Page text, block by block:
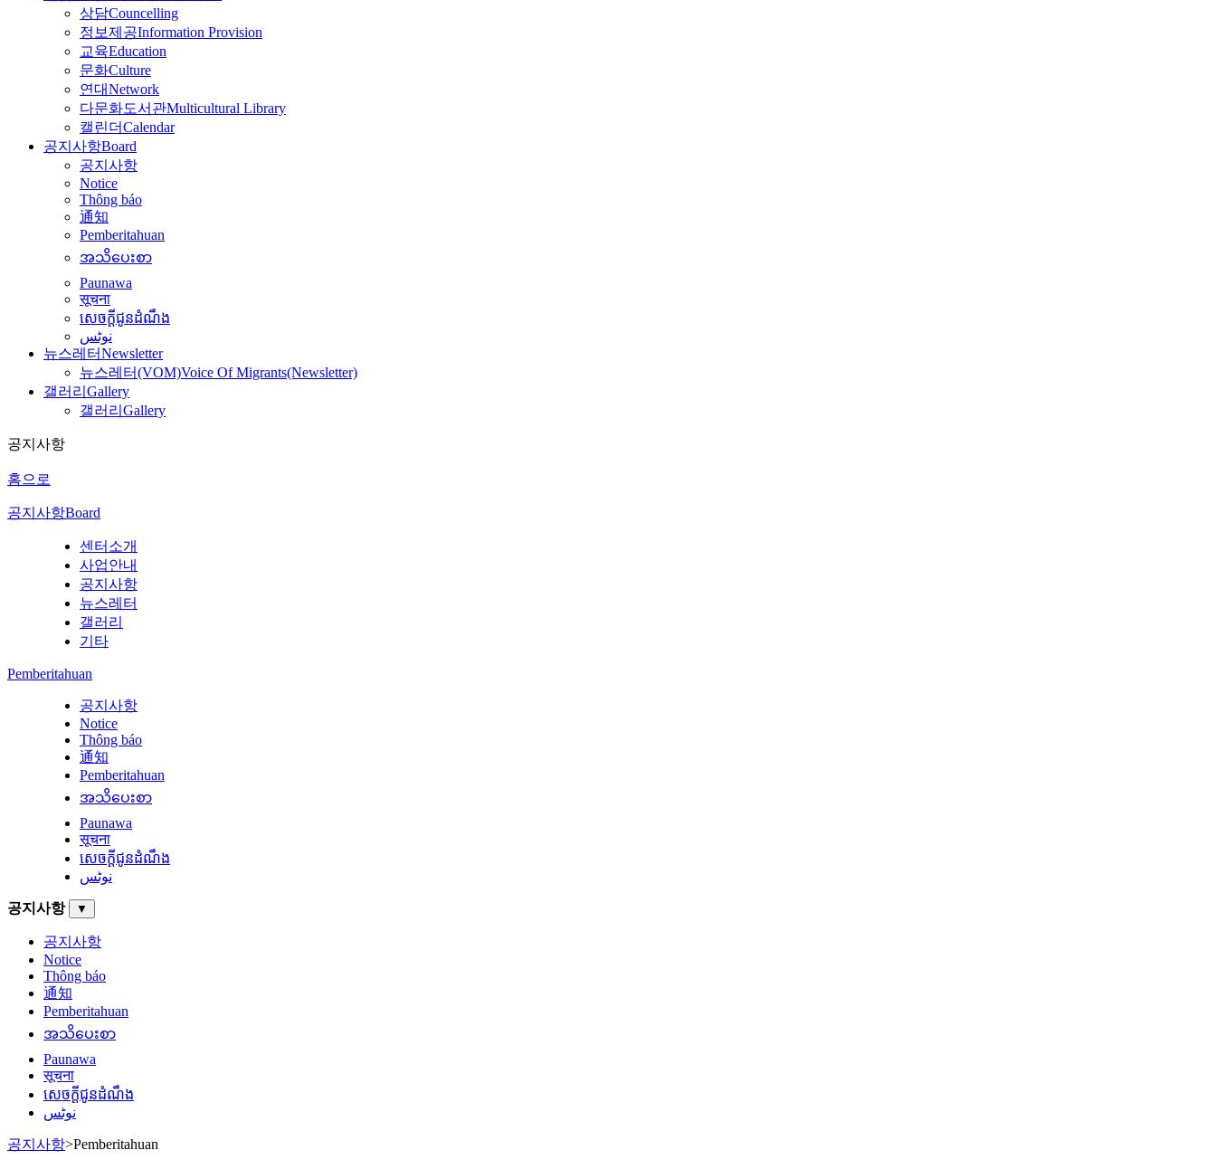
상담Councelling
정보제공Information Provision
교육Education
문화Culture
연대Network
다문화도서관Multicultural Library
캘린더Calendar
공지사항Board
공지사항
Notice
Thông báo
通知
Pemberitahuan
အသိပေးစာ
Paunawa
सूचना
សេចក្តីជូនដំណឹង
نوٹس
뉴스레터Newsletter
뉴스레터(VOM)Voice Of Migrants(Newsletter)
갤러리 Gallery
갤러리 Gallery
공지사항
홈으로
공지사항Board
센터소개
사업안내
공지사항
뉴스레터
갤러리
기타
Pemberitahuan
공지사항
Notice
Thông báo
通知
Pemberitahuan
အသိပေးစာ
Paunawa
सूचना
សេចក្តីជូនដំណឹង
نوٹس
공지사항 ▼
공지사항
Notice
Thông báo
通知
Pemberitahuan
အသိပေးစာ
Paunawa
सूचना
សេចក្តីជូនដំណឹង
نوٹس
공지사항>Pemberitahuan